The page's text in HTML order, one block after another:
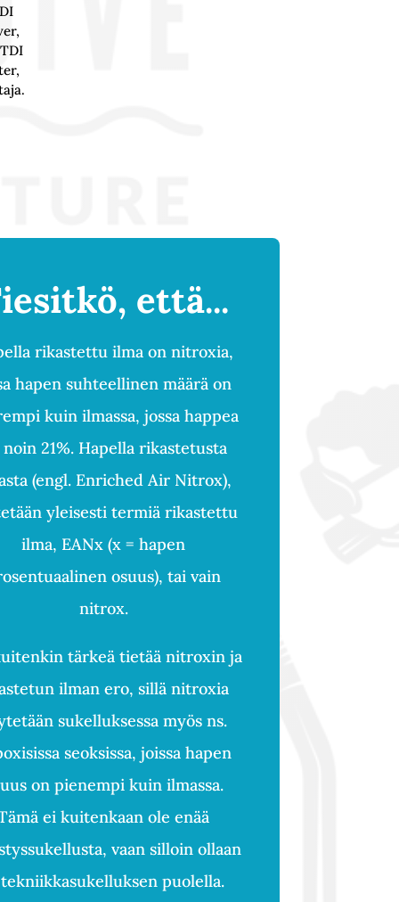
että...
rikastettu ilma on nitroxia,
hapen suhteellinen määrä on
kuin ilmassa, jossa happea
21%. Hapella rikastetusta
(engl. Enriched Air Nitrox),
yleisesti termiä rikastettu
ilma, EANx (x = hapen
osuus), tai vain
nitrox.
tärkeä tietää nitroxin ja
ilman ero, sillä nitroxia
sukelluksessa myös ns.
seoksissa, joissa hapen
on pienempi kuin ilmassa.
ei kuitenkaan ole enää
vaan silloin ollaan
puolella.